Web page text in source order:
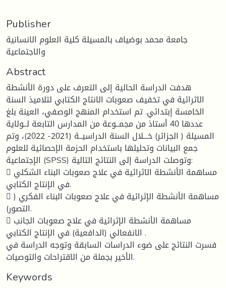
Publisher
جامعة محمد بوضياف بالمسيلة كلية العلوم الانسانية
والاجتماعية
Abstract
هدفت الدراسة الحالية إلى التعرف على دورة الأنشطة
الاثرائية في تخفيف صعوبات الانتاج الكتابي لتلاميذ السنة
الخامسة إبتدائي. تم استخدام المنهج الوصفي، العينة بلغ
عددها 40 أستاذ من مجمــوعة من المدارس التابعة لــولاية
المسيلة ( الجزائر) خـــلال السنة الدراسيــة (2021- 2022)، وتم
جمع البيانات وتحليلها باستخدام الحزمة الإحصائية للعلوم
الإجتماعية (SPSS) وتوصلت الدراسة إلى النتائج التالية:
 مساهمة الأنشطة الاثرائية في علاج صعوبات البناء الشكلي
في الإنتاج الكتابي.
 مساهمة الأنشطة الإثرائية في علاج صعوبات البناء الفكري (
التصور).
 مساهمة الأنشطة الإثرائية في علاج صعوبات الجانب
الانفعالي (الدافعية) في الإنتاج الكتابي .
فسرت النتائج على ضوء الدراسات السابقة وتوجه الدراسة في
الأخير بجملة من الاقتراحات والتوصيات.
Keywords